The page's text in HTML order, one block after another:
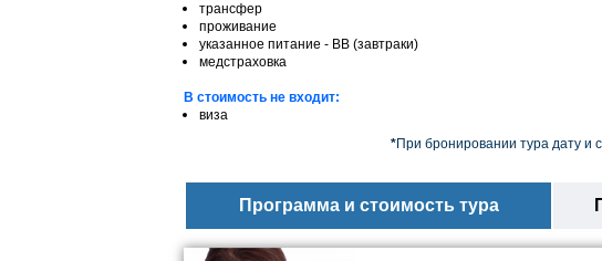
трансфер
проживание
указанное питание - BB (завтраки)
медстраховка
В стоимость не входит:
виза
*При бронировании тура дату и
Программа и стоимость тура